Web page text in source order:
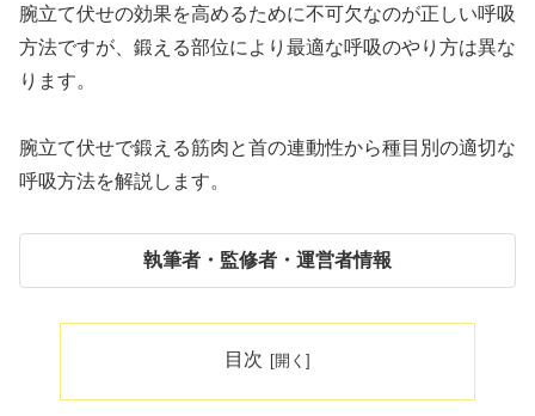
腕立て伏せの効果を高めるために不可欠なのが正しい呼吸
方法ですが、鍛える部位により最適な呼吸のやり方は異な
ります。
腕立て伏せで鍛える筋肉と首の連動性から種目別の適切な
呼吸方法を解説します。
執筆者・監修者・運営者情報
目次